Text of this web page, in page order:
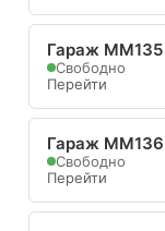
Гараж ММ135
Свободно
Перейти
Гараж ММ136
Свободно
Перейти